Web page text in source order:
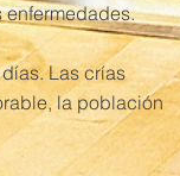
enfermedades.
Las crías
la población